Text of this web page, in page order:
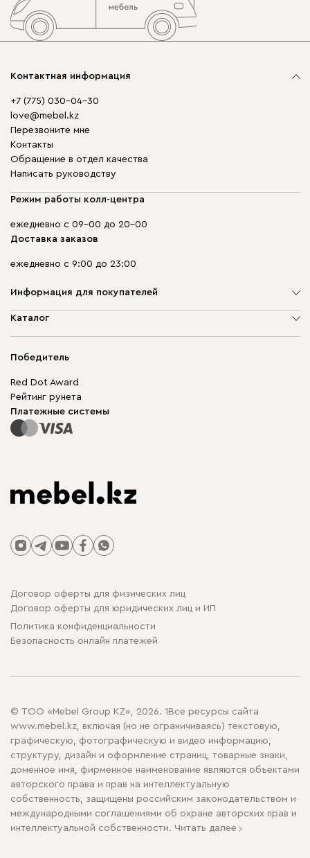
Контактная информация
+7 (775) 030-04-30
love@mebel.kz
Перезвоните мне
Контакты
Обращение в отдел качества
Написать руководству
Режим работы колл-центра
ежедневно с 09-00 до 20-00
Доставка заказов
ежедневно с 9:00 до 23:00
Информация для покупателей
О компании
Гарантия
Для бизнеса
Карта сайта
Каталог
Корпусная мебель
Модульная мебель
Столы и стулья
Победитель
Red Dot Award
Рейтинг рунета
Платежные системы
Договор оферты для физических лиц
Договор оферты для юридических лиц и ИП
Политика конфиденциальности
Безопасность онлайн платежей
© ТОО «Mebel Group KZ», 2026. 1Все ресурсы сайта
www.mebel.kz, включая (но не ограничиваясь) текстовую,
графическую, фотографическую и видео информацию,
структуру, дизайн и оформление страниц, товарные знаки,
доменное имя, фирменное наименование являются объектами
авторского права и прав на интеллектуальную
собственность, защищены российским законодательством и
международными соглашениями об охране авторских прав и
интеллектуальной собственности. Читать далее